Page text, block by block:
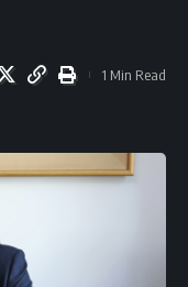
1 Min Read